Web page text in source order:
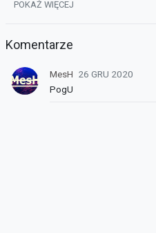
Fanpage: https://
Strona serwera:
Fanpage VIDGAR:
POKAŻ WIĘCEJ
Komentarze
MesH 26 GRU 2020
PogU